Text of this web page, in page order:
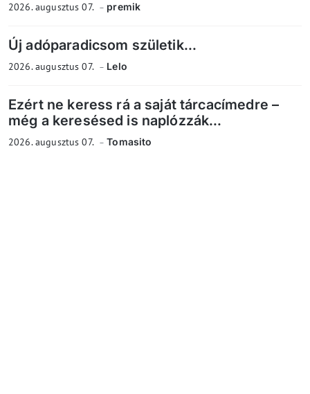
2026. augusztus 07. premik
Új adóparadicsom születik...
2026. augusztus 07. Lelo
Ezért ne keress rá a saját tárcacímedre –
még a keresésed is naplózzák...
2026. augusztus 07. Tomasito